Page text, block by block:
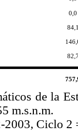
0,0
de la
m.s.n.m.
2003, Ciclo